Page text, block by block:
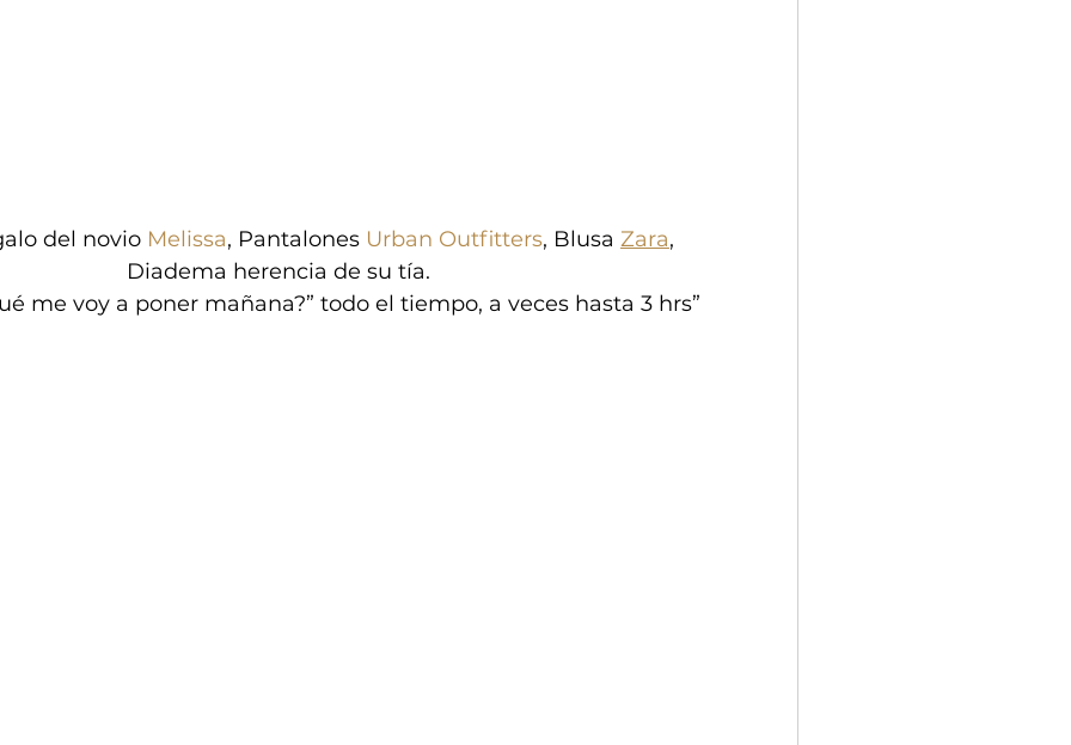
del novio Melissa, Pantalones Urban Outfitters, Blusa Zara,
Diadema herencia de su tía.
me voy a poner mañana?” todo el tiempo, a veces hasta 3 hrs”